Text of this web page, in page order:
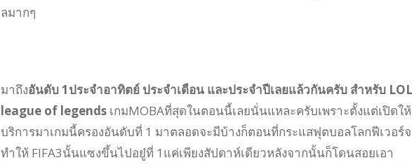
ลมากๆ
มาถึงอันดับ 1ประจำอาทิตย์ ประจำเดือน และประจำปีเลยแล้วกันครับ สำหรับ
league of legendsเกมMOBAที่สุดในตอนนี้เลยนั่นแหละครับเพราะตั้งแต่เปิดให้
บริการมาเกมนี้ครองอันดับที่ 1 มาตลอดจะมีบ้างก็ตอนที่กระแสฟุตบอลโลกฟีเวอร์
ทำให้ FIFA3นั้นแซงขึ้นไปอยู๋ที่ 1แค่เพียงสัปดาห์เดียวหลังจากนั้นก็โดนสอยเอา